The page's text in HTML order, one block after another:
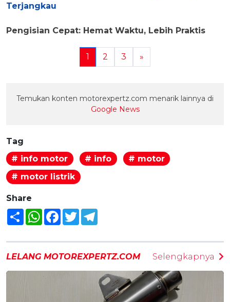
Terjangkau
Pengisian Cepat: Hemat Waktu, Lebih Praktis
1 2 3 »
Temukan konten motorexpertz.com menarik lainnya di
Google News
Tag
# info motor
# info
# motor
# motor listrik
Share
Share WhatsAppFacebook
Twitter
LELANG MOTOREXPERTZ.COM Selengkapnya